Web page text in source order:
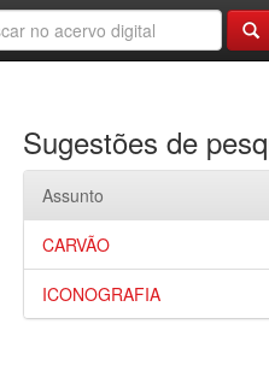
Sugestões de
Assunto
CARVÃO
ICONOGRAFIA